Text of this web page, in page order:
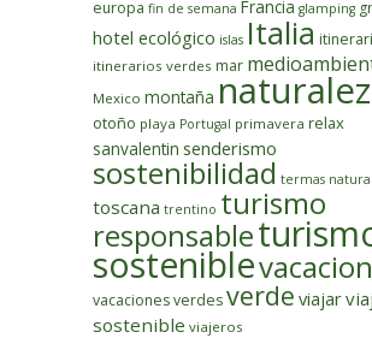
europa fin de semana Francia glamping
hotel ecológico islas Italia
itinerarios verdes mar
Mexico montaña
otoño playa Portugal primavera relax
sanvalentin senderismo
sostenibilidad termas
toscana trentino turismo
responsable
sostenible
vacaciones verdesverde viajar
sostenible viajeros